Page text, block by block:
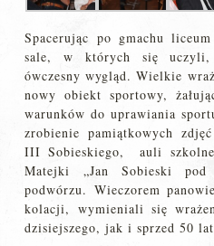
Spacerując po gmachu
sale, w których się uczyli,
ówczesny wygląd. Wielkie
nowy obiekt sportowy,
warunków do uprawiania
zrobienie pamiątkowych
III Sobieskiego, auli
Matejki „Jan Sobieski pod
podwórzu. Wieczorem
kolacji, wymieniali się
dzisiejszego, jak i sprzed 50